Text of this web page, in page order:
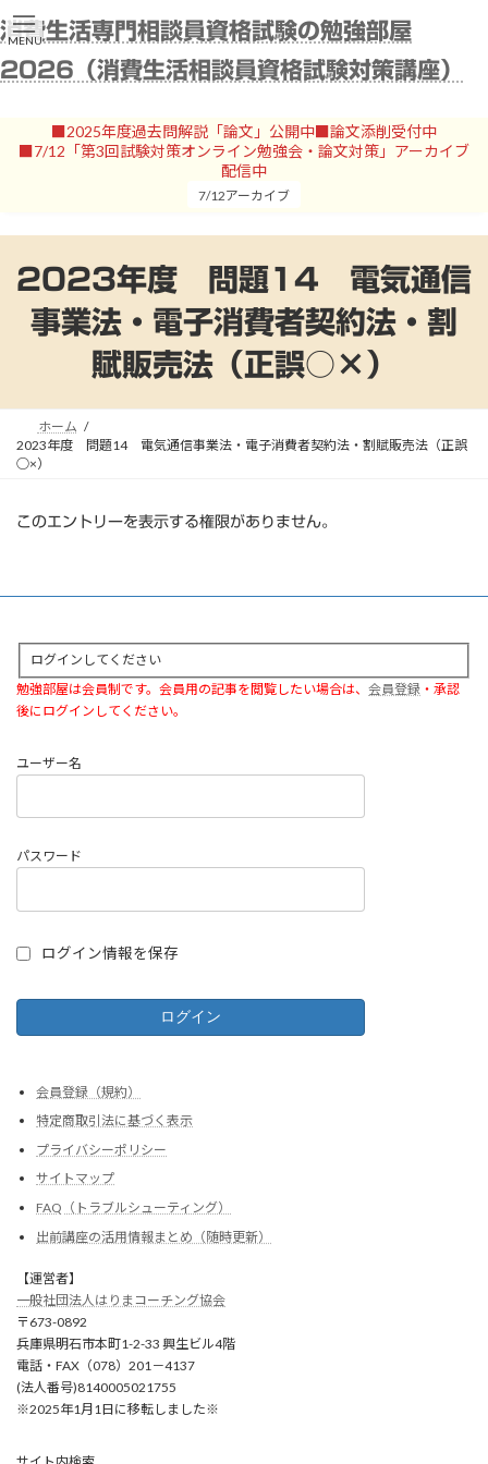
ン
ン
ビ
ー
消費生活専門相談員資格試験の勉強部屋
2026（消費生活相談員資格試験対策講座）
■2025年度過去問解説「論文」公開中■論文添削受付中
■7/12「第3回試験対策オンライン勉強会・論文対策」アーカイブ
配信中
7/12アーカイブ
2023年度 問題14 電気通信
事業法・電子消費者契約法・割
賦販売法（正誤○×）
ホーム
2023年度 問題14 電気通信事業法・電子消費者契約法・割賦販売法（正誤
○×）
このエントリーを表示する権限がありません。
ログインしてください
勉強部屋は会員制です。会員用の記事を閲覧したい場合は、 会員登録 ・承認
後にログインしてください。
ユーザー名
パスワード
ログイン情報を保存
会員登録（規約）
特定商取引法に基づく表示
プライバシーポリシー
サイトマップ
FAQ（トラブルシューティング）
出前講座の活用情報まとめ（随時更新）
【運営者】
一般社団法人はりまコーチング協会
〒673-0892
兵庫県明石市本町1-2-33 興生ビル4階
電話・FAX（078）201－4137
(法人番号)8140005021755
※2025年1月1日に移転しました※
MENU